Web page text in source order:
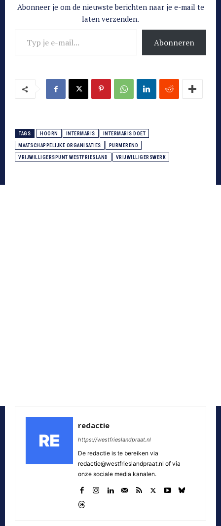
Abonneer je om de nieuwste berichten naar je e-mail te
laten verzenden.
Typ je e-mail...
Abonneren
TAGS HOORN INTERMARIS INTERMARIS DOET
MAATSCHAPPELIJKE ORGANISATIES PURMEREND
VRIJWILLIGERSPUNT WESTFRIESLAND VRIJWILLIGERSWERK
redactie
https://westfrieslandpraat.nl
De redactie is te bereiken via
redactie@westfrieslandpraat.nl of via
onze sociale media kanalen.